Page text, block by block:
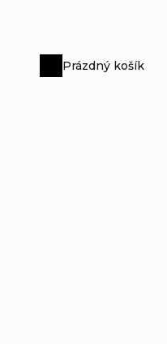
Nákupní
Prázdný košík